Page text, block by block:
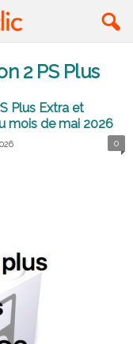
2 PS Plus
Plus Extra et
mois de mai 2026
0